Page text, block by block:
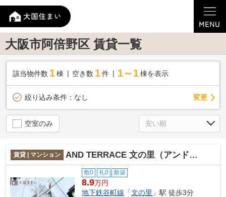
大阪市阿倍野区 賃貸一覧
該当物件数 1棟 空き数 1 件 1～1 棟を表示
絞り込み条件： なし 変更
空室のみ
賃貸 | マンション AND TERRACE 文の里（アンドテラスフミノサト）
敷0 礼0 新築
8.9万円
地下鉄谷町線 「文の里 」駅 徒歩3分